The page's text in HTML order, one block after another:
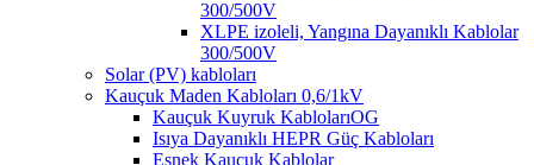
300/500V
XLPE izoleli, Yangına Dayanıklı Kablolar
300/500V
Solar (PV) kabloları
Kauçuk Maden Kabloları 0,6/1kV
Kauçuk Kuyruk KablolarıOG
Isıya Dayanıklı HEPR Güç Kabloları
Esnek Kauçuk Kablolar